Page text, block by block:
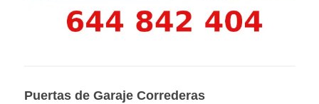
Puertas de Garaje Correderas